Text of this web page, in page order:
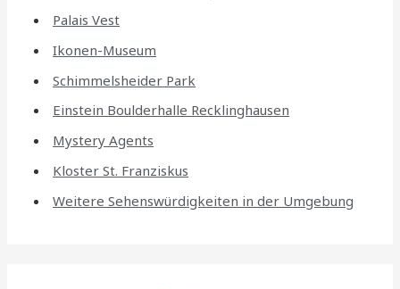
Palais Vest
Ikonen-Museum
Schimmelsheider Park
Einstein Boulderhalle Recklinghausen
Mystery Agents
Kloster St. Franziskus
Weitere Sehenswürdigkeiten in der Umgebung